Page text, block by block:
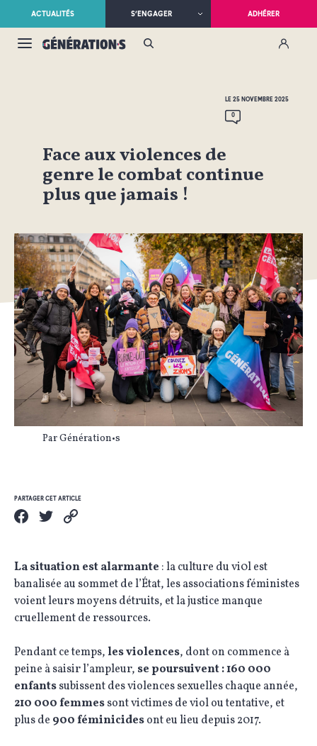
ACTUALITÉS S’ENGAGER ADHÉRER
LE 25 NOVEMBRE 2025
0
Face aux violences de
genre le combat continue
plus que jamais !
Par Génération•s
PARTAGER CET ARTICLE
La situation est alarmante : la culture du vi0l est
banalisée au sommet de l’État, les associations féministes
voient leurs moyens détruits, et la justice manque
cruellement de ressources.
Pendant ce temps,les violences, dont on commence à
peine à saisir l’ampleur, se poursuivent :160 000
enfantssubissent des violences sexuelles chaque année,
210 000 femmessont victimes de viol ou tentative, et
plus de 900 féminicidesont eu lieu depuis 2017.